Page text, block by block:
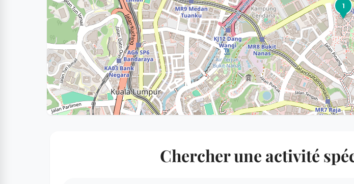
1
Chercher une activité